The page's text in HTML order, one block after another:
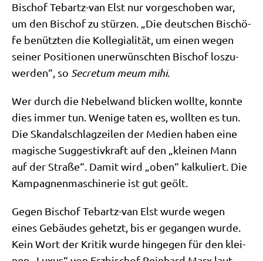
Bischof Tebartz-van Elst nur vor­ge­scho­ben war,
um den Bischof zu stür­zen. „Die deut­schen Bischö­
fe benütz­ten die Kol­le­gia­li­tät, um einen wegen
sei­ner Posi­tio­nen uner­wünsch­ten Bischof los­zu­
wer­den“, so Secre­tum meum mihi.
Wer durch die Nebel­wand blicken woll­te, konn­te
dies immer tun. Weni­ge taten es, woll­ten es tun.
Die Skan­dal­schlag­zei­len der Medi­en haben eine
magi­sche Sug­ge­stiv­kraft auf den „klei­nen Mann
auf der Stra­ße“. Damit wird „oben“ kal­ku­liert. Die
Kam­pa­gnen­ma­schi­ne­rie ist gut geölt.
Gegen Bischof Tebartz-van Elst wur­de wegen
eines Gebäu­des gehetzt, bis er gegan­gen wur­de.
Kein Wort der Kri­tik wur­de hin­ge­gen für den klei­